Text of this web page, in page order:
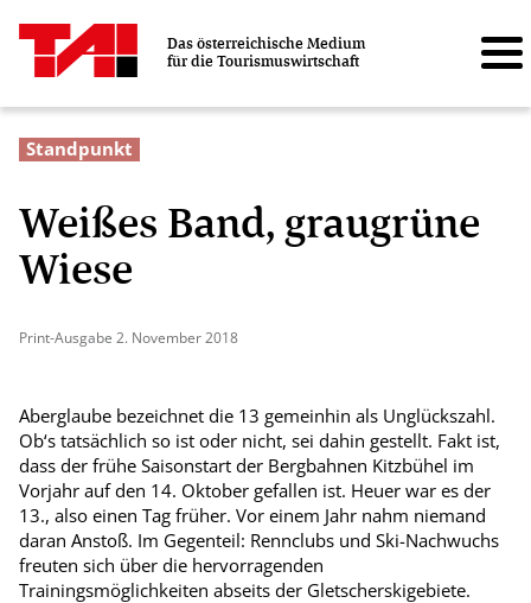
Das österreichische Medium
für die Tourismuswirtschaft
Standpunkt
Weißes Band, graugrüne
Wiese
Print-Ausgabe 2. November 2018
Aberglaube bezeichnet die 13 gemeinhin als Unglückszahl.
Ob‘s tatsächlich so ist oder nicht, sei dahin gestellt. Fakt ist,
dass der frühe Saisonstart der Bergbahnen Kitzbühel im
Vorjahr auf den 14. Oktober gefallen ist. Heuer war es der
13., also einen Tag früher. Vor einem Jahr nahm niemand
daran Anstoß. Im Gegenteil: Rennclubs und Ski-Nachwuchs
freuten sich über die hervorragenden
Trainingsmöglichkeiten abseits der Gletscherskigebiete.